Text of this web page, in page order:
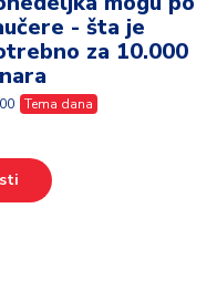
- šta je
za 10.000
Tema dana